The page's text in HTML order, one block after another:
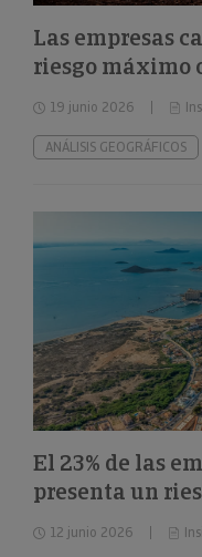
Las empresas
riesgo máximo
el 32%
19 junio 2026
ANÁLISIS GEOGRÁFICOS
El 23% de las
presenta un
impago
12 junio 2026